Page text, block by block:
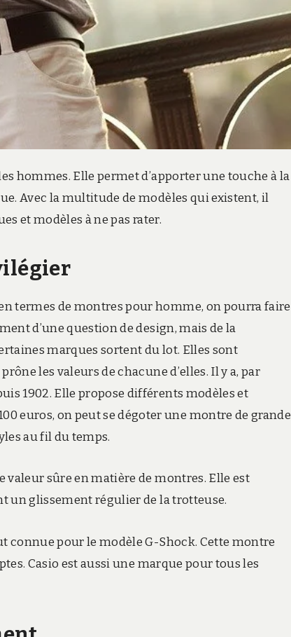
hommes. Elle permet d’apporter une touche à la
Avec la multitude de modèles qui existent, il
et modèles à ne pas rater.
termes de montres pour homme, on pourra faire
d’une question de design, mais de la
marques sortent du lot. Elles sont
les valeurs de chacune d’elles. Il y a, par
1902. Elle propose différents modèles et
euros, on peut se dégoter une montre de grande
au fil du temps.
valeur sûre en matière de montres. Elle est
un glissement régulier de la trotteuse.
connue pour le modèle G-Shock. Cette montre
Casio est aussi une marque pour tous les